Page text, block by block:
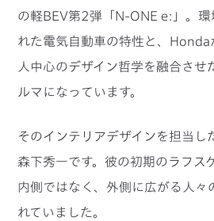
の軽BEV第2弾「N-ONE e:」。
れた電気自動車の特性と、Honda
人中心のデザイン哲学を融合させ
ルマになっています。
そのインテリアデザインを担当し
森下秀一です。彼の初期のラフス
内側ではなく、外側に広がる人々
れていました。